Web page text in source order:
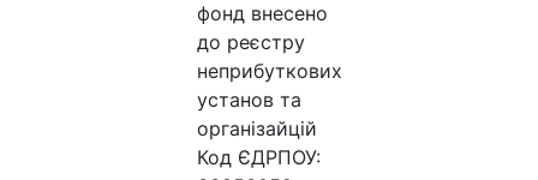
фонд внесено
до реєстру
неприбуткових
установ та
організайцій
Код ЄДРПОУ: